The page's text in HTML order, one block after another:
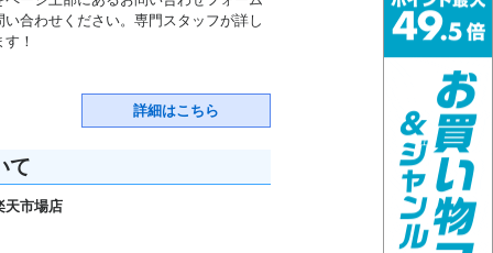
合わせください。専門スタッフが詳し
！
詳細はこちら
て
天市場店